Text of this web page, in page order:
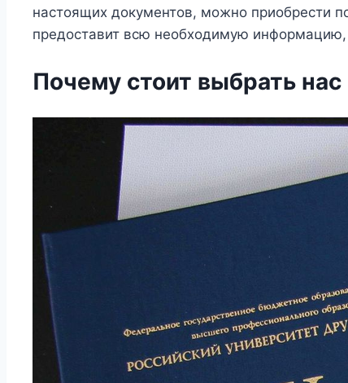
настоящих документов, можно приобрести
предоставит всю необходимую
Почему стоит выбрать нас